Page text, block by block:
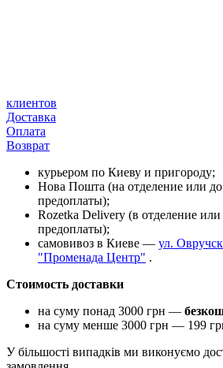
клиентов
Доставка
Оплата
Возврат
курьером по Киеву и пригороду;
Нова Пошта (на отделение или до
предоплаты);
Rozetka Delivery (в отделение
предоплаты);
самовивоз в Киеве — ул.
"Променада Центр" .
Стоимость доставки
на суму понад 3000 грн —
на суму менше 3000 грн — 199
У більшості випадків ми виконуємо